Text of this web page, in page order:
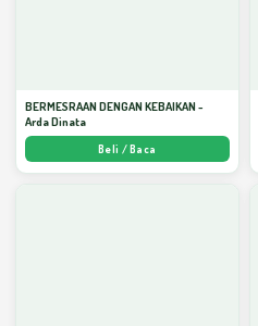
BERMESRAAN DENGAN KEBAIKAN -
Arda Dinata
Beli / Baca